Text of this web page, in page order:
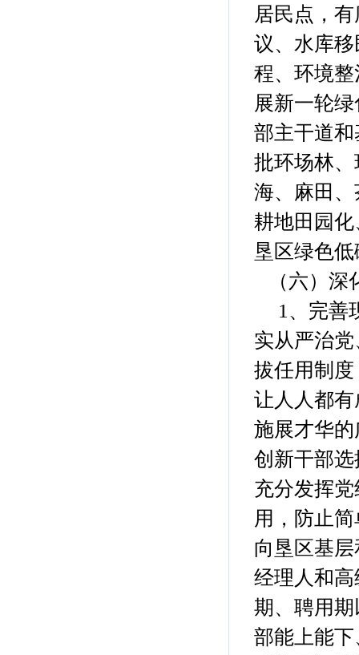
居民点，
议、水库
程、环境
展新一轮
部主干道
批环场林
海、麻田
耕地田园
垦区绿色
（六）深
1、完善
实从严治
拔任用制
让人人都
施展才华
创新干部
充分发挥
用，防止
向垦区基
经理人和
期、聘用
部能上能